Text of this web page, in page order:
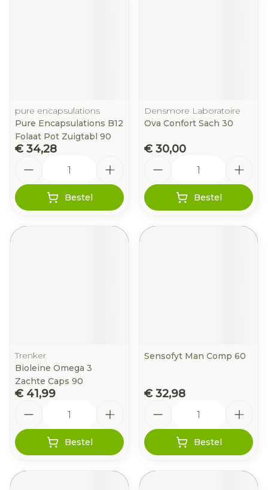
pure encapsulations
Pure Encapsulations B12
Folaat Pot Zuigtabl 90
€ 34,28
Bestel
Densmore Laboratoire
Ova Confort Sach 30
€ 30,00
Bestel
Trenker
Bioleine Omega 3
Zachte Caps 90
€ 41,99
Bestel
Sensofyt Man Comp 60
€ 32,98
Bestel